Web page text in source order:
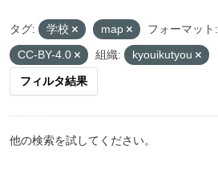
タグ: 学校 map フォーマット:
CC-BY-4.0
組織: kyouikutyou
フィルタ結果
他の検索を試してください。